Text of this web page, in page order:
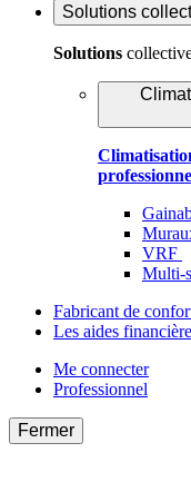
Solutions
Solutions
VRF
Multi-
Fabricant de
Les aides
Me connecter
Professionnel
Fermer